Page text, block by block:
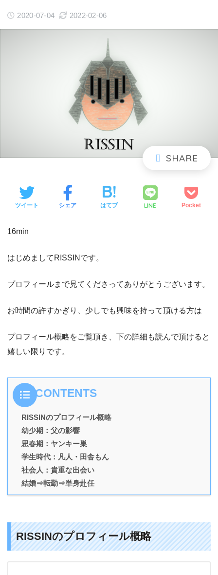
2020-07-04 2022-02-06
ツイート シェア はてブ LINE Pocket
16min
はじめましてRISSINです。
プロフィールまで見てくださってありがとうございます。
お時間の許すかぎり、少しでも興味を持って頂ける方は
プロフィール概略をご覧頂き、下の詳細も読んで頂けると
嬉しい限りです。
CONTENTS
RISSINのプロフィール概略
幼少期：父の影響
思春期：ヤンキー巣
学生時代：凡人・田舎もん
社会人：貴重な出会い
結婚⇒転勤⇒単身赴任
RISSINのプロフィール概略